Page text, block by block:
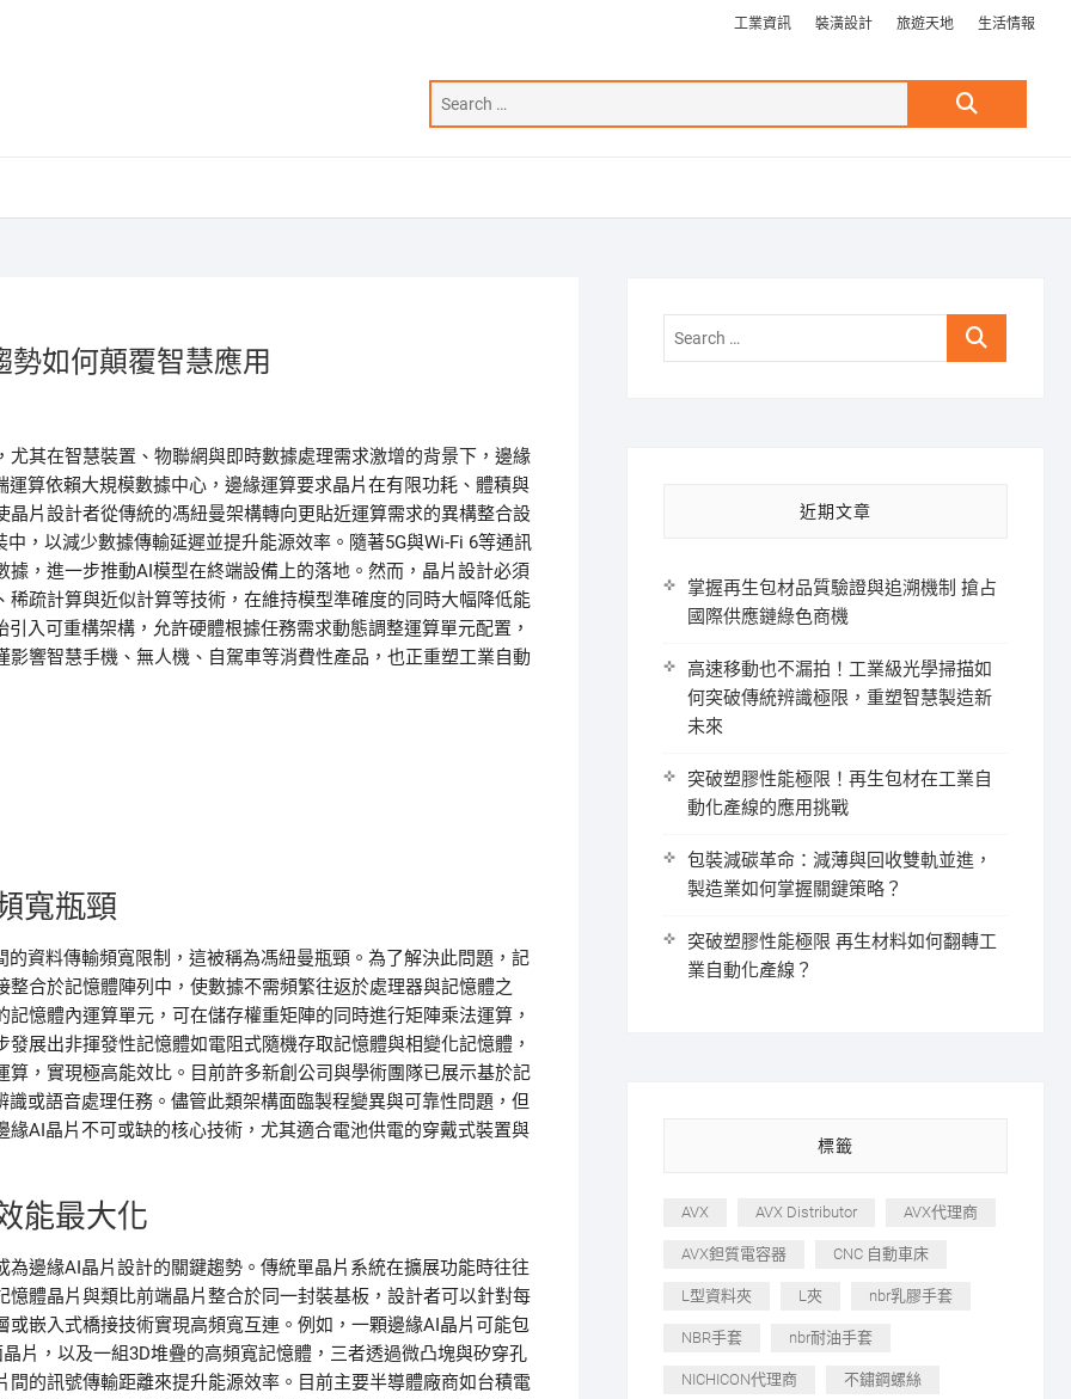
工業資訊 裝潢設計 旅遊天地 生活情報
Search
如何顛覆智慧應用
其在智慧裝置、物聯網與即時數據處理需求激增的背景下，邊緣
算依賴大規模數據中心，邊緣運算要求晶片在有限功耗、體積與
片設計者從傳統的馮紐曼架構轉向更貼近運算需求的異構整合設
，以減少數據傳輸延遲並提升能源效率。隨著5G與Wi-Fi 6等通訊
，進一步推動AI模型在終端設備上的落地。然而，晶片設計必須
疏計算與近似計算等技術，在維持模型準確度的同時大幅降低能
入可重構架構，允許硬體根據任務需求動態調整運算單元配置，
響智慧手機、無人機、自駕車等消費性產品，也正重塑工業自動
寬瓶頸
資料傳輸頻寬限制，這被稱為馮紐曼瓶頸。為了解決此問題，記
合於記憶體陣列中，使數據不需頻繁往返於處理器與記憶體之
憶體內運算單元，可在儲存權重矩陣的同時進行矩陣乘法運算，
展出非揮發性記憶體如電阻式隨機存取記憶體與相變化記憶體，
，實現極高能效比。目前許多新創公司與學術團隊已展示基於記
或語音處理任務。儘管此類架構面臨製程變異與可靠性問題，但
AI晶片不可或缺的核心技術，尤其適合電池供電的穿戴式裝置與
能最大化
邊緣AI晶片設計的關鍵趨勢。傳統單晶片系統在擴展功能時往往
體晶片與類比前端晶片整合於同一封裝基板，設計者可以針對每
嵌入式橋接技術實現高頻寬互連。例如，一顆邊緣AI晶片可能包
片，以及一組3D堆疊的高頻寬記憶體，三者透過微凸塊與矽穿孔
的訊號傳輸距離來提升能源效率。目前主要半導體廠商如台積電
Search
近期文章
掌握再生包材品質驗證與追溯機制 搶占
國際供應鏈綠色商機
高速移動也不漏拍！工業級光學掃描如
何突破傳統辨識極限，重塑智慧製造新
未來
突破塑膠性能極限！再生包材在工業自
動化產線的應用挑戰
包裝減碳革命：減薄與回收雙軌並進，
製造業如何掌握關鍵策略？
突破塑膠性能極限 再生材料如何翻轉工
業自動化產線？
標籤
AVX AVX Distributor AVX代理商
AVX鉭質電容器 CNC 自動車床
L型資料夾 L夾 nbr乳膠手套
NBR手套 nbr耐油手套
NICHICON代理商 不鏽鋼螺絲